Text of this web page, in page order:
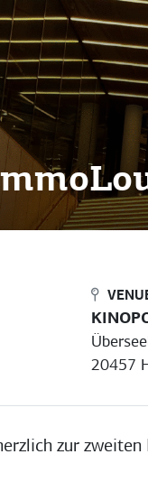
20457
zur